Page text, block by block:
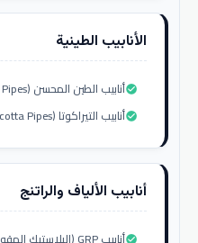
الأنابيب الطينية
أنابيب الطين المحسن (Vitrified Clay Pipes)check_circle
أنابيب التيراكوتا (Terracotta Pipes)check_circle
أنابيب الألياف والراتنج
check_circle